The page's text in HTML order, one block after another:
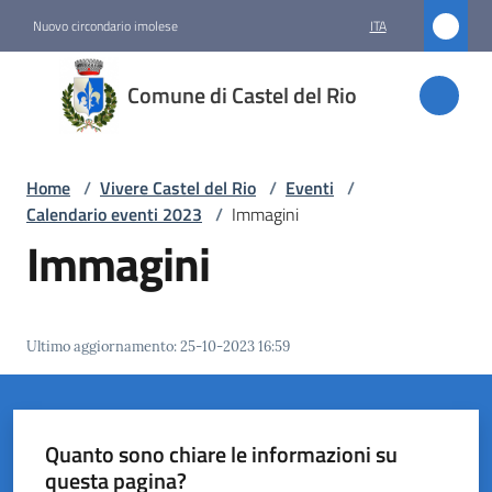
Nuovo circondario imolese ITA
Comune di Castel del Rio
Comune
di
Castel
Amministrazione
Vivere
Castel
Home / Vivere Castel del Rio / Eventi /
Calendario eventi 2023 / Immagini
Immagini
Ultimo aggiornamento:25-10-2023 16:59
Quanto sono chiare le informazioni su
questa pagina?